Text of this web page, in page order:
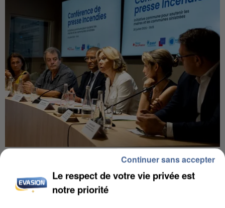
INCENDIES : L’ÎLE-DE-FRANCE LANCE UN ÉLAN
Le respect de votre vie privée est
notre priorité
Continuer sans accepter